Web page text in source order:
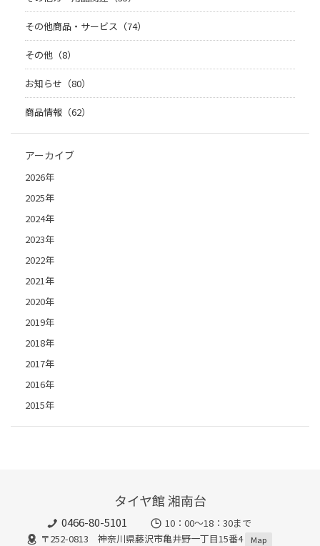
その他商品・サービス（74）
その他（8）
お知らせ（80）
商品情報（62）
アーカイブ
2026年
2025年
2024年
2023年
2022年
2021年
2020年
2019年
2018年
2017年
2016年
2015年
タイヤ館 湘南台
0466-80-5101
10：00～18：30まで
〒252-0813 神奈川県藤沢市亀井野一丁目15番4
Map